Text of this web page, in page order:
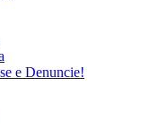
e Denuncie!